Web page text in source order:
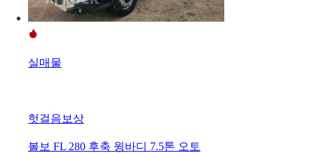
실매물
헛걸음보상
볼보 FL 280 후축 윙바디 7.5톤 오토